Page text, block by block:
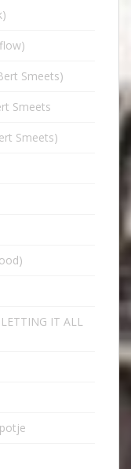
Smeets)
Smeets
Smeets)
IT ALL